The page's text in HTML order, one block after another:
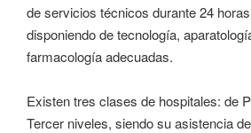
de servicios técnicos durante 24
disponiendo de tecnología,
farmacología adecuadas.
Existen tres clases de hospitales: de
Tercer niveles, siendo su asistencia